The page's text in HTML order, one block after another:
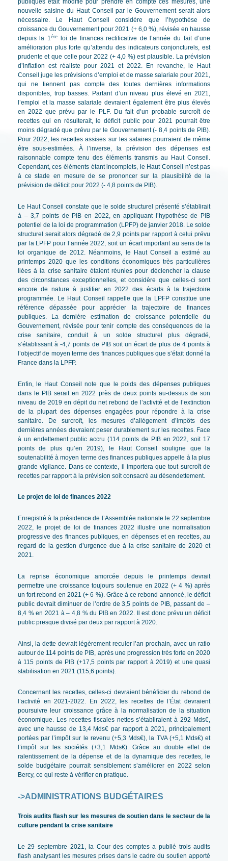
publiques était modifié pour prendre en compte ces mesures, une
nouvelle saisine du Haut Conseil par le Gouvernement serait alors
nécessaire. Le Haut Conseil considère que l’hypothèse de
croissance du Gouvernement pour 2021 (+ 6,0 %), révisée en hausse
depuis la 1ére
loi de finances rectificative de l’année du fait d’une
amélioration plus forte qu’attendu des indicateurs conjoncturels, est
prudente et que celle pour 2022 (+ 4,0 %) est plausible. La prévision
d’inflation est réaliste pour 2021 et 2022. En revanche, le Haut
Conseil juge les prévisions d’emploi et de masse salariale pour 2021,
qui ne tiennent pas compte des toutes dernières informations
disponibles, trop basses. Partant d’un niveau plus élevé en 2021,
l’emploi et la masse salariale devraient également être plus élevés
en 2022 que prévu par le PLF. Du fait d’un probable surcroît de
recettes qui en résulterait, le déficit public pour 2021 pourrait être
moins dégradé que prévu par le Gouvernement (- 8,4 points de PIB).
Pour 2022, les recettes assises sur les salaires pourraient de même
être sous-estimées. À l’inverse, la prévision des dépenses est
raisonnable compte tenu des éléments transmis au Haut Conseil.
Cependant, ces éléments étant incomplets, le Haut Conseil n’est pas
à ce stade en mesure de se prononcer sur la plausibilité de la
prévision de déficit pour 2022 (- 4,8 points de PIB).
Le Haut Conseil constate que le solde structurel présenté s’établirait
à – 3,7 points de PIB en 2022, en appliquant l’hypothèse de PIB
potentiel de la loi de programmation (LPFP) de janvier 2018. Le solde
structurel serait alors dégradé de 2,9 points par rapport à celui prévu
par la LPFP pour l’année 2022, soit un écart important au sens de la
loi organique de 2012. Néanmoins, le Haut Conseil a estimé au
printemps 2020 que les conditions économiques très particulières
liées à la crise sanitaire étaient réunies pour déclencher la clause
des circonstances exceptionnelles, et considère que celles-ci sont
encore de nature à justifier en 2022 des écarts à la trajectoire
programmée. Le Haut Conseil rappelle que la LPFP constitue une
référence dépassée pour apprécier la trajectoire de finances
publiques. La dernière estimation de croissance potentielle du
Gouvernement, révisée pour tenir compte des conséquences de la
crise sanitaire, conduit à un solde structurel plus dégradé,
s’établissant à -4,7 points de PIB soit un écart de plus de 4 points à
l’objectif de moyen terme des finances publiques que s’était donné la
France dans la LPFP.
Enfin, le Haut Conseil note que le poids des dépenses publiques
dans le PIB serait en 2022 près de deux points au-dessus de son
niveau de 2019 en dépit du net rebond de l’activité et de l’extinction
de la plupart des dépenses engagées pour répondre à la crise
sanitaire. De surcroît, les mesures d’allègement d’impôts des
dernières années devraient peser durablement sur les recettes. Face
à un endettement public accru (114 points de PIB en 2022, soit 17
points de plus qu’en 2019), le Haut Conseil souligne que la
soutenabilité à moyen terme des finances publiques appelle à la plus
grande vigilance. Dans ce contexte, il importera que tout surcroît de
recettes par rapport à la prévision soit consacré au désendettement.
Le projet de loi de finances 2022
Enregistré à la présidence de l’Assemblée nationale le 22 septembre
2022, le projet de loi de finances 2022 illustre une normalisation
progressive des finances publiques, en dépenses et en recettes, au
regard de la gestion d’urgence due à la crise sanitaire de 2020 et
2021.
La reprise économique amorcée depuis le printemps devrait
permettre une croissance toujours soutenue en 2022 (+ 4 %) après
un fort rebond en 2021 (+ 6 %). Grâce à ce rebond annoncé, le déficit
public devrait diminuer de l’ordre de 3,5 points de PIB, passant de –
8,4 % en 2021 à – 4,8 % du PIB en 2022. Il est donc prévu un déficit
public presque divisé par deux par rapport à 2020.
Ainsi, la dette devrait légèrement reculer l’an prochain, avec un ratio
autour de 114 points de PIB, après une progression très forte en 2020
à 115 points de PIB (+17,5 points par rapport à 2019) et une quasi
stabilisation en 2021 (115,6 points).
Concernant les recettes, celles-ci devraient bénéficier du rebond de
l’activité en 2021-2022. En 2022, les recettes de l’État devraient
poursuivre leur croissance grâce à la normalisation de la situation
économique. Les recettes fiscales nettes s’établiraient à 292 Mds€,
avec une hausse de 13,4 Mds€ par rapport à 2021, principalement
portées par l’impôt sur le revenu (+5,3 Mds€), la TVA (+5,1 Mds€) et
l’impôt sur les sociétés (+3,1 Mds€). Grâce au double effet de
ralentissement de la dépense et de la dynamique des recettes, le
solde budgétaire pourrait sensiblement s’améliorer en 2022 selon
Bercy, ce qui reste à vérifier en pratique.
->ADMINISTRATIONS BUDGÉTAIRES
Trois audits flash sur les mesures de soutien dans le secteur de la
culture pendant la crise sanitaire
Le 29 septembre 2021, la Cour des comptes a publié trois audits
flash analysant les mesures prises dans le cadre du soutien apporté